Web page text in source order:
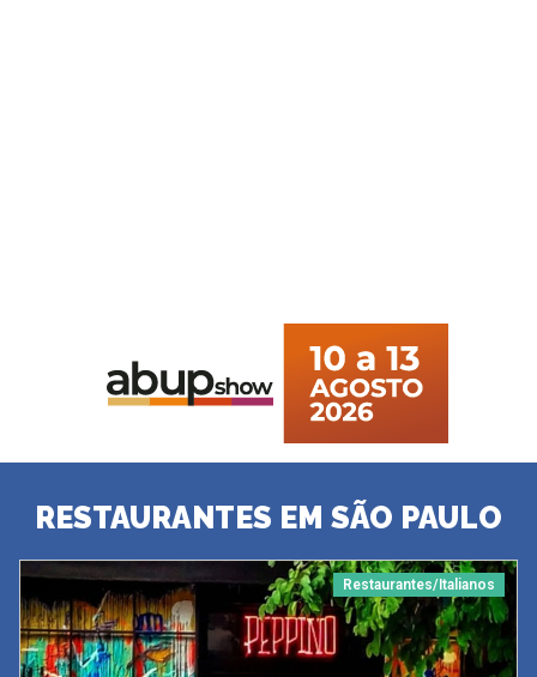
RESTAURANTES EM SÃO PAULO
Restaurantes/Italianos